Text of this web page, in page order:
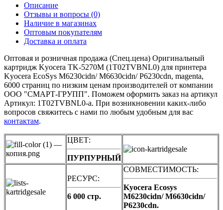
Описание
Отзывы и вопросы (0)
Наличие в магазинах
Оптовым покупателям
Доставка и оплата
Оптовая и розничная продажа (Спец.цена) Оригинальный
картридж Kyocera TK-5270M (1T02TVBNL0) для принтера
Kyocera EcoSys M6230cidn/ M6630cidn/ P6230cdn, magenta,
6000 страниц по низким ценам производителей от компании
ООО "СМАРТ-ГРУПП". Поможем оформить заказ на артикул
Артикул: 1T02TVBNL0-a. При возникновении каких-либо
вопросов свяжитесь с нами по любым удобным для вас
контактам.
ЦВЕТ:
ПУРПУРНЫЙ
РЕСУРС:
6 000 стр.
СОВМЕСТИМОСТЬ:
Kyocera Ecosys
M6230cidn/ M6630cidn/
P6230cdn.